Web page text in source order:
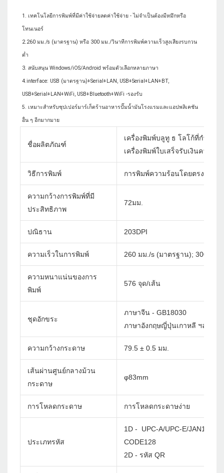
1. เทคโนโลยีการพิมพ์ที่มีค่าใช้จ่ายลดค่าใช้จ่าย - ไม่จำเป็นต้องมีหมึกหรือ
โทนเนอร์
2.260 มม./s (มาตรฐาน) หรือ 300 มม./วินาทีการพิมพ์ความเร็วสูงเสียงรบกวน
ต่ำ
3. สนับสนุน Windows/iOS/Android พร้อมตัวเลือกหลายภาษา
4.interface: USB (มาตรฐาน)+Serial+LAN, USB+Serial+LAN+BT,
USB+Serial+LAN+WiFi, USB+Bluetooth+WiFi -รองรับ
5. เหมาะสำหรับซุปเปอร์มาร์เก็ตร้านอาหารปั๊มน้ำมันโรงแรมและแอปพลิเคชัน
ชื่อผลิตภัณฑ์
เครื่องพิมพ์บลูทู ธ โลโก้ที่กำหนด
เครื่องพิมพ์ใบเสร็จรับเงินความร้
วิธีการพิมพ์ การพิมพ์ความร้อนโดยตรง
ความกว้างการพิมพ์ที่มี
ประสิทธิภาพ
72มม.
ปณิธาน 203DPI
ความเร็วในการพิมพ์ 260 มม./s (มาตรฐาน); 300 มม./
ความหนาแน่นของการ
พิมพ์
576 จุด/เส้น
ชุดอักขระ
ภาษาจีน - GB18030
ภาษาอังกฤษญี่ปุ่นเกาหลี ฯลฯ กำ
ความกว้างกระดาษ 79.5 ± 0.5 มม.
เส้นผ่านศูนย์กลางม้วน
กระดาษ
φ83mm
การโหลดกระดาษ การโหลดกระดาษง่าย
ประเภทรหัส
1D - UPC-A/UPC-E/
CODE128
2D - รหัส QR